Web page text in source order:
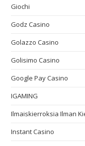
Giochi
Godz Casino
Golazzo Casino
Golisimo Casino
Google Pay Casino
IGAMING
Ilmaiskierroksia Ilman
Instant Casino